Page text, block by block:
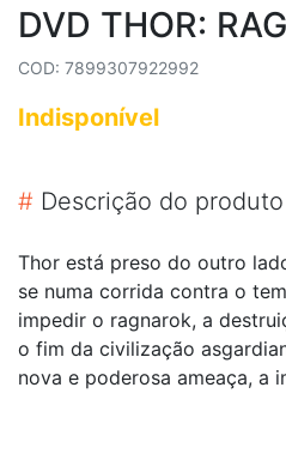
DVD THOR:
COD: 7899307922992
Indisponível
# Descrição do produto
Thor está preso do outro
se numa corrida contra o
impedir o ragnarok, a
o fim da civilização
nova e poderosa ameaça, a